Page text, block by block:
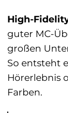
High-
guter MC-
großen
So entsteht
Hörerlebnis
Farben.